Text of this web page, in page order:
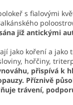
s fialovými
již antickými
jako koření a jako
hořčiny,
přispívá k
Příznivě
trávení,